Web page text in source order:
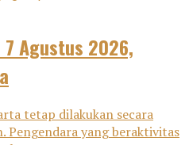
Agustus 2026,
tetap dilakukan secara
Pengendara yang beraktivitas